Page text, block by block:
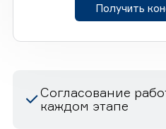
Получить
Согласование
каждом этапе